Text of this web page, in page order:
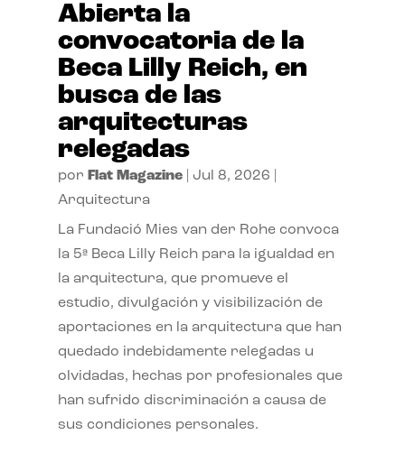
Abierta la
convocatoria de la
Beca Lilly Reich, en
busca de las
arquitecturas
relegadas
por Flat Magazine| Jul 8, 2026
Arquitectura
La Fundació Mies van der Rohe convoca
la 5ª Beca Lilly Reich para la igualdad en
la arquitectura, que promueve el
estudio, divulgación y visibilización de
aportaciones en la arquitectura que han
quedado indebidamente relegadas u
olvidadas, hechas por profesionales que
han sufrido discriminación a causa de
sus condiciones personales.